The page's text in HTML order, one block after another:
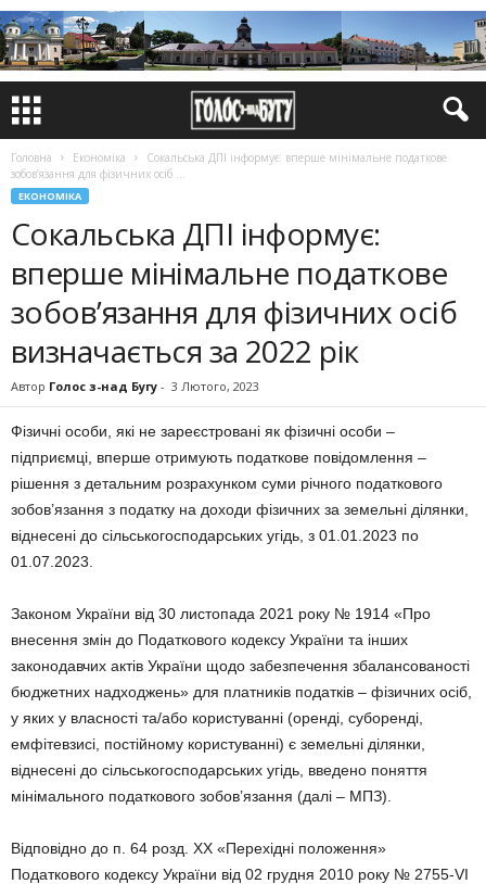
Головна Економіка
Сокальська ДПІ інформує: вперше мінімальне податкове
зобов’язання для фізичних осіб ...
ЕКОНОМІКА
Сокальська ДПІ інформує:
вперше мінімальне податкове
зобов’язання для фізичних осіб
визначається за 2022 рік
Автор Голос з-над Бугу - 3 Лютого, 2023
Фізичні особи, які не зареєстровані як фізичні особи –
підприємці, вперше отримують податкове повідомлення –
рішення з детальним розрахунком суми річного податкового
зобов’язання з податку на доходи фізичних за земельні ділянки,
віднесені до сільськогосподарських угідь, з 01.01.2023 по
01.07.2023.
Законом України від 30 листопада 2021 року № 1914 «Про
внесення змін до Податкового кодексу України та інших
законодавчих актів України щодо забезпечення збалансованості
бюджетних надходжень» для платників податків – фізичних осіб,
у яких у власності та/або користуванні (оренді, суборенді,
емфітевзисі, постійному користуванні) є земельні ділянки,
віднесені до сільськогосподарських угідь, введено поняття
мінімального податкового зобов’язання (далі – МПЗ).
Відповідно до п. 64 розд. ХХ «Перехідні положення»
Податкового кодексу України від 02 грудня 2010 року № 2755-VI